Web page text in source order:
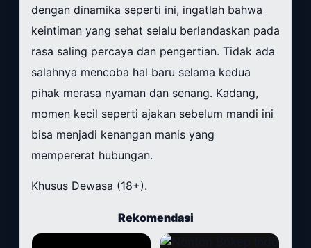
dengan dinamika seperti ini, ingatlah bahwa
keintiman yang sehat selalu berlandaskan pada
rasa saling percaya dan pengertian. Tidak ada
salahnya mencoba hal baru selama kedua
pihak merasa nyaman dan senang. Kadang,
momen kecil seperti ajakan sebelum mandi ini
bisa menjadi kenangan manis yang
mempererat hubungan.
Khusus Dewasa (18+).
Rekomendasi